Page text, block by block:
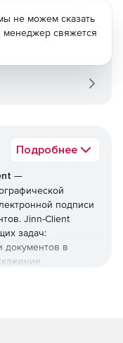
Подробнее
—
подписи
Jinn-Client
задач:
документов в
не можем сказать
менеджер свяжется